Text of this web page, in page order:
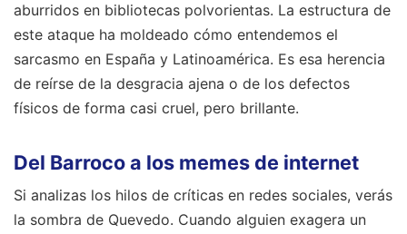
aburridos en bibliotecas polvorientas. La estructura de
este ataque ha moldeado cómo entendemos el
sarcasmo en España y Latinoamérica. Es esa herencia
de reírse de la desgracia ajena o de los defectos
físicos de forma casi cruel, pero brillante.
Del Barroco a los memes de internet
Si analizas los hilos de críticas en redes sociales, verás
la sombra de Quevedo. Cuando alguien exagera un